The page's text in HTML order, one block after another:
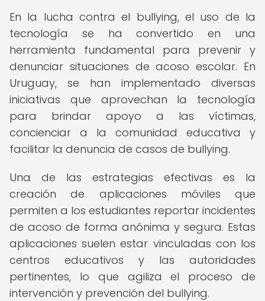
En la lucha contra el bullying, el uso de la
tecnología se ha convertido en una
herramienta fundamental para prevenir y
denunciar situaciones de acoso escolar. En
Uruguay, se han implementado diversas
iniciativas que aprovechan la tecnología
para brindar apoyo a las víctimas,
concienciar a la comunidad educativa y
facilitar la denuncia de casos de bullying.
Una de las estrategias efectivas es la
creación de aplicaciones móviles que
permiten a los estudiantes reportar incidentes
de acoso de forma anónima y segura. Estas
aplicaciones suelen estar vinculadas con los
centros educativos y las autoridades
pertinentes, lo que agiliza el proceso de
intervención y prevención del bullying.